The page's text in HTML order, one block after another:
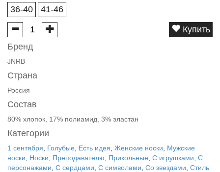
36-40
41-46
Купить
Бренд
JNRB
Страна
Россия
Состав
80% хлопок, 17% полиамид, 3% эластан
Категории
1 сентября Голубые Есть идея Женские носки
Мужские
носки
Носки Преподавателю Прикольные С игрушками С
персонажами С сердцами С символами Со звездами Стиль